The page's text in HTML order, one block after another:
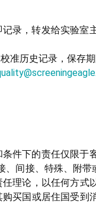
录，转发给实验
准历史记录，保存
件下的责任仅限
间接、特殊、附
理论，以任何方
买国或居住国受